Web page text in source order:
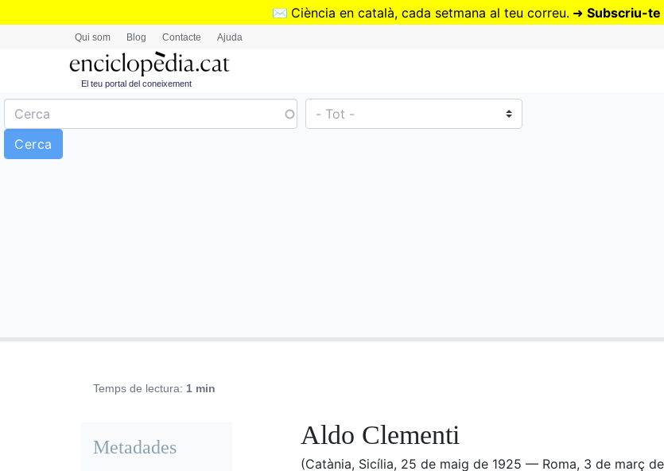
Vés
✉️ Ciència en català, cada setmana al teu correu. ➜ Subscriu-te
Qui som Blog Contacte Ajuda
El teu portal del coneixement
Temps de lectura: 1 min
Aldo Clementi
(Catània, Sicília, 25 de maig de 1925 — Roma, 3 de març de
Metadades